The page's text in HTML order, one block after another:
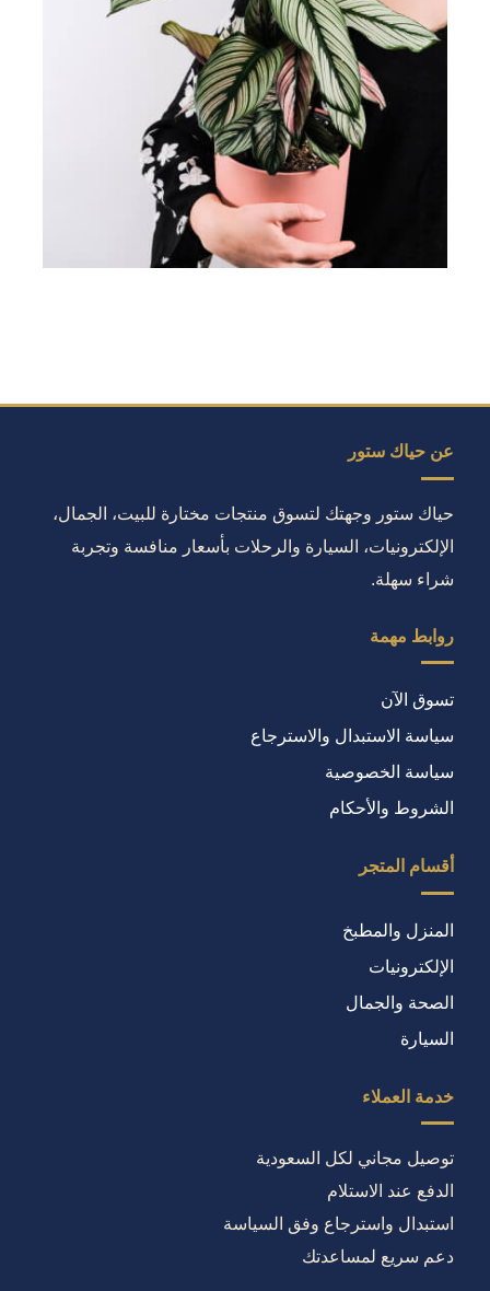
عن حياك ستور
حياك ستور وجهتك لتسوق منتجات مختارة للبيت، الجمال،
الإلكترونيات، السيارة والرحلات بأسعار منافسة وتجربة
شراء سهلة.
روابط مهمة
تسوق الآن
سياسة الاستبدال والاسترجاع
سياسة الخصوصية
الشروط والأحكام
أقسام المتجر
المنزل والمطبخ
الإلكترونيات
الصحة والجمال
السيارة
خدمة العملاء
توصيل مجاني لكل السعودية
الدفع عند الاستلام
استبدال واسترجاع وفق السياسة
دعم سريع لمساعدتك